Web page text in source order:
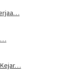
…
Kejar…